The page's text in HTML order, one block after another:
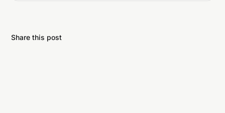
Share this post